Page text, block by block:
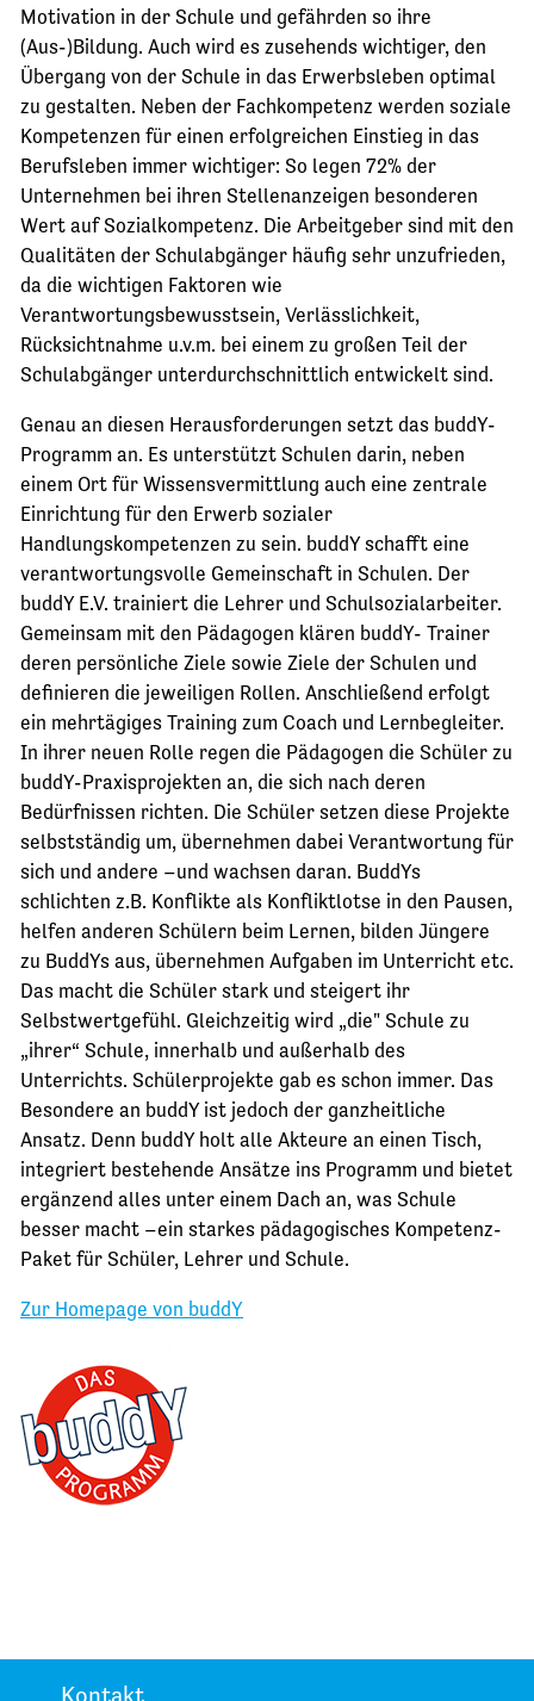
Motivation in der Schule und gefährden so ihre
(Aus-)Bildung. Auch wird es zusehends wichtiger, den
Übergang von der Schule in das Erwerbsleben optimal
zu gestalten. Neben der Fachkompetenz werden soziale
Kompetenzen für einen erfolgreichen Einstieg in das
Berufsleben immer wichtiger: So legen 72% der
Unternehmen bei ihren Stellenanzeigen besonderen
Wert auf Sozialkompetenz. Die Arbeitgeber sind mit den
Qualitäten der Schulabgänger häufig sehr unzufrieden,
da die wichtigen Faktoren wie
Verantwortungsbewusstsein, Verlässlichkeit,
Rücksichtnahme u.v.m. bei einem zu großen Teil der
Schulabgänger unterdurchschnittlich entwickelt sind.
Genau an diesen Herausforderungen setzt das buddY-
Programm an. Es unterstützt Schulen darin, neben
einem Ort für Wissensvermittlung auch eine zentrale
Einrichtung für den Erwerb sozialer
Handlungskompetenzen zu sein. buddY schafft eine
verantwortungsvolle Gemeinschaft in Schulen. Der
buddY E.V. trainiert die Lehrer und Schulsozialarbeiter.
Gemeinsam mit den Pädagogen klären buddY- Trainer
deren persönliche Ziele sowie Ziele der Schulen und
definieren die jeweiligen Rollen. Anschließend erfolgt
ein mehrtägiges Training zum Coach und Lernbegleiter.
In ihrer neuen Rolle regen die Pädagogen die Schüler zu
buddY-Praxisprojekten an, die sich nach deren
Bedürfnissen richten. Die Schüler setzen diese Projekte
selbstständig um, übernehmen dabei Verantwortung für
sich und andere –und wachsen daran. BuddYs
schlichten z.B. Konflikte als Konfliktlotse in den Pausen,
helfen anderen Schülern beim Lernen, bilden Jüngere
zu BuddYs aus, übernehmen Aufgaben im Unterricht etc.
Das macht die Schüler stark und steigert ihr
Selbstwertgefühl. Gleichzeitig wird „die" Schule zu
„ihrer“ Schule, innerhalb und außerhalb des
Unterrichts. Schülerprojekte gab es schon immer. Das
Besondere an buddY ist jedoch der ganzheitliche
Ansatz. Denn buddY holt alle Akteure an einen Tisch,
integriert bestehende Ansätze ins Programm und bietet
ergänzend alles unter einem Dach an, was Schule
besser macht –ein starkes pädagogisches Kompetenz-
Paket für Schüler, Lehrer und Schule.
Zur Homepage von buddY
Kontakt